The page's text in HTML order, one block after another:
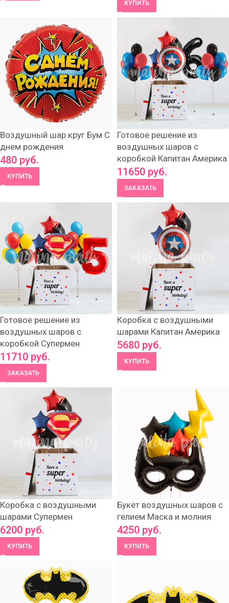
КУПИТЬ
Воздушный шар круг Бум С
днем рождения
480 руб.
КУПИТЬ
Готовое решение из
воздушных шаров с
коробкой Капитан Америка
11650 руб.
ЗАКАЗАТЬ
Готовое решение из
воздушных шаров с
коробкой Супермен
11710 руб.
ЗАКАЗАТЬ
Коробка с воздушными
шарами Капитан Америка
5680 руб.
КУПИТЬ
Коробка с воздушными
шарами Супермен
6200 руб.
КУПИТЬ
Букет воздушных шаров с
гелием Маска и молния
4250 руб.
КУПИТЬ